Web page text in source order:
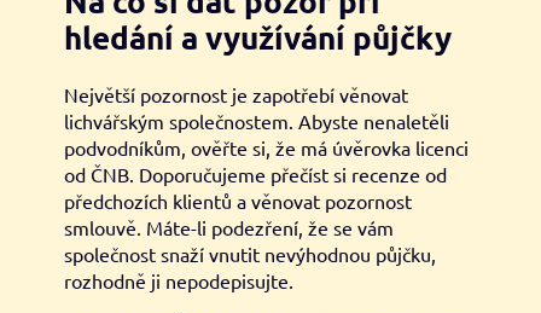
hledání a využívání půjčky
Největší pozornost je zapotřebí věnovat
lichvářským společnostem. Abyste nenaletěli
podvodníkům, ověřte si, že má úvěrovka licenci
od ČNB. Doporučujeme přečíst si recenze od
předchozích klientů a věnovat pozornost
smlouvě. Máte-li podezření, že se vám
společnost snaží vnutit nevýhodnou půjčku,
rozhodně ji nepodepisujte.